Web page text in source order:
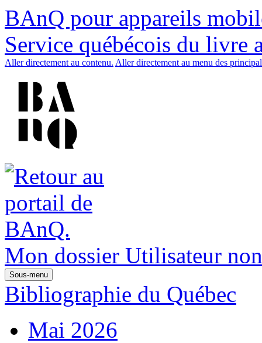
BAnQ pour appareils
Service québécois du livre
Aller directement au contenu. Aller directement au menu des
Mon dossier Utilisateur
Sous-menu
Bibliographie du Québec
Mai 2026